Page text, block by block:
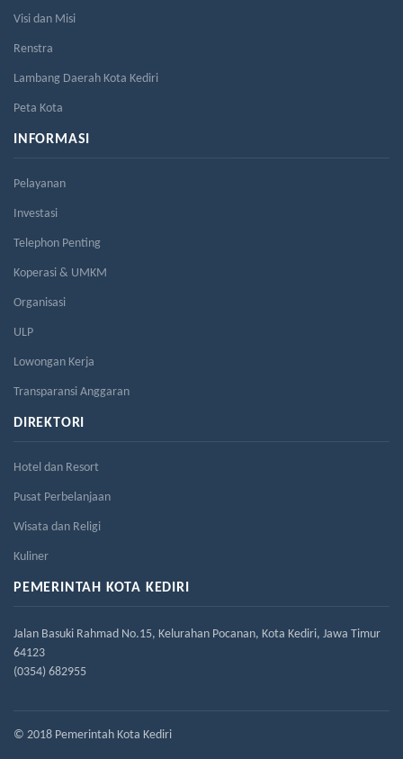
Visi dan Misi
Renstra
Lambang Daerah Kota Kediri
Peta Kota
INFORMASI
Pelayanan
Investasi
Telephon Penting
Koperasi & UMKM
Organisasi
ULP
Lowongan Kerja
Transparansi Anggaran
DIREKTORI
Hotel dan Resort
Pusat Perbelanjaan
Wisata dan Religi
Kuliner
PEMERINTAH KOTA KEDIRI
Jalan Basuki Rahmad No.15, Kelurahan Pocanan, Kota Kediri, Jawa Timur
64123
(0354) 682955
© 2018 Pemerintah Kota Kediri